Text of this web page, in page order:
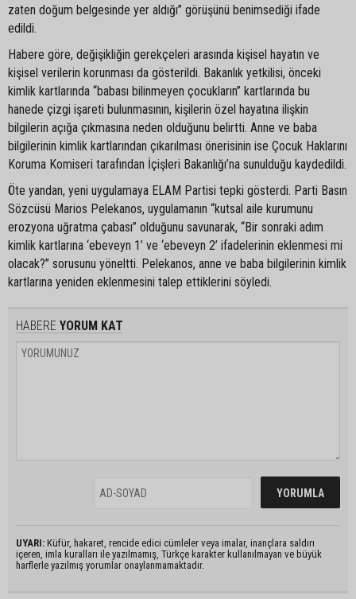
zaten doğum belgesinde yer aldığı” görüşünü benimsediği ifade
edildi.
Habere göre, değişikliğin gerekçeleri arasında kişisel hayatın ve
kişisel verilerin korunması da gösterildi. Bakanlık yetkilisi, önceki
kimlik kartlarında “babası bilinmeyen çocukların” kartlarında bu
hanede çizgi işareti bulunmasının, kişilerin özel hayatına ilişkin
bilgilerin açığa çıkmasına neden olduğunu belirtti. Anne ve baba
bilgilerinin kimlik kartlarından çıkarılması önerisinin ise Çocuk Haklarını
Koruma Komiseri tarafından İçişleri Bakanlığı’na sunulduğu kaydedildi.
Öte yandan, yeni uygulamaya ELAM Partisi tepki gösterdi. Parti Basın
Sözcüsü Marios Pelekanos, uygulamanın “kutsal aile kurumunu
erozyona uğratma çabası” olduğunu savunarak, “Bir sonraki adım
kimlik kartlarına ‘ebeveyn 1’ ve ‘ebeveyn 2’ ifadelerinin eklenmesi mi
olacak?” sorusunu yöneltti. Pelekanos, anne ve baba bilgilerinin kimlik
kartlarına yeniden eklenmesini talep ettiklerini söyledi.
HABERE YORUM KAT
UYARI: Küfür, hakaret, rencide edici cümleler veya imalar, inançlara saldırı
içeren, imla kuralları ile yazılmamış, Türkçe karakter kullanılmayan ve büyük
harflerle yazılmış yorumlar onaylanmamaktadır.